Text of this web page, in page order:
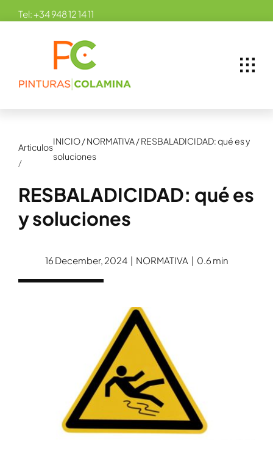
SkipTel:+34 948 12 14 11
Articulos
/
INICIO/NORMATIVA/RESBALADICIDAD: qué es y
soluciones
RESBALADICIDAD: qué es
y soluciones
16 December, 2024 | NORMATIVA | 0.6 min